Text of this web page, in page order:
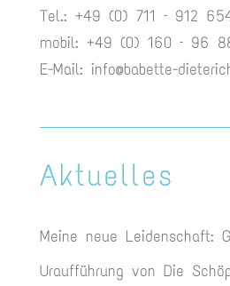
Tel.: +49 (0) 711 – 912
mobil: +49 (0) 160 – 96
E-Mail: info@babette-
Aktuelles
Meine neue Leidenschaft:
Uraufführung von Die